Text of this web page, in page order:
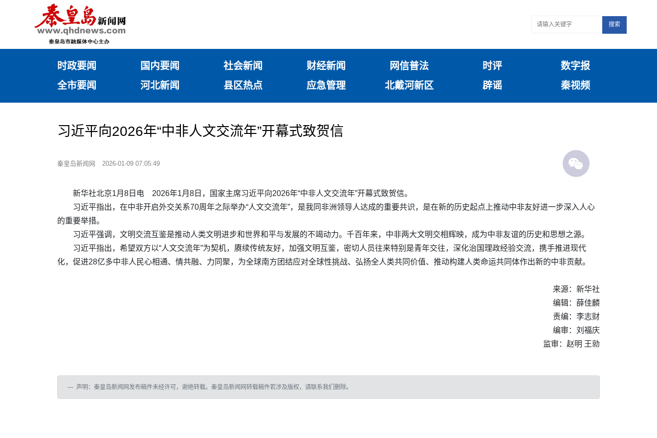
搜索
时政要闻 国内要闻 社会新闻 财经新闻 网信普法 时评
数字报
全市要闻
河北新闻 县区热点 应急管理 北戴河新区 辟谣 秦视频
习近平向2026年“中非人文交流年”开幕式致贺信
秦皇岛新闻网 2026-01-09 07:05:49
新华社北京1月8日电 2026年1月8日，国家主席习近平向2026年“中非人文交流年”开幕式致贺信。
习近平指出，在中非开启外交关系70周年之际举办“人文交流年”，是我同非洲领导人达成的重要共识，是在新的历史起点上推动中非友好进一步深入人心
的重要举措。
习近平强调，文明交流互鉴是推动人类文明进步和世界和平与发展的不竭动力。千百年来，中非两大文明交相辉映，成为中非友谊的历史和思想之源。
习近平指出，希望双方以“人文交流年”为契机，赓续传统友好，加强文明互鉴，密切人员往来特别是青年交往，深化治国理政经验交流，携手推进现代
化，促进28亿多中非人民心相通、情共融、力同聚，为全球南方团结应对全球性挑战、弘扬全人类共同价值、推动构建人类命运共同体作出新的中非贡献。
来源：新华社
编辑：薛佳麟
责编：李志财
编审：刘福庆
监审：赵明 王勍
声明：秦皇岛新闻网发布稿件未经许可，谢绝转载。秦皇岛新闻网转载稿件若涉及版权，请联系我们删除。